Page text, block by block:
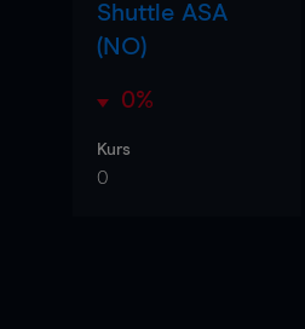
Shuttle ASA
(NO)
0%
Kurs
0